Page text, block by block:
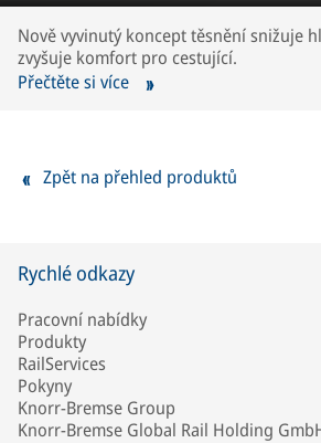
Nově vyvinutý koncept těsnění snižuje
zvyšuje komfort pro cestující.
Přečtěte si více
Zpět na přehled produktů
Rychlé odkazy
Pracovní nabídky
Produkty
RailServices
Pokyny
Knorr-Bremse Group
Knorr-Bremse Global Rail Holding